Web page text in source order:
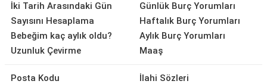
İki Tarih Arasındaki Gün
Sayısını Hesaplama
Bebeğim kaç aylık oldu?
Uzunluk Çevirme
Günlük Burç Yorumları
Haftalık Burç Yorumları
Aylık Burç Yorumları
Maaş
Posta Kodu
İlahi Sözleri